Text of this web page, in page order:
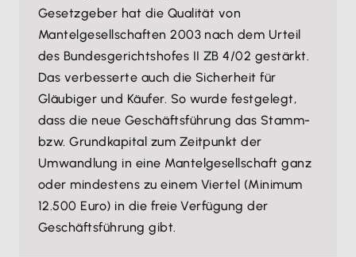
Gesetzgeber hat die Qualität von
Mantelgesellschaften 2003 nach dem Urteil
des Bundesgerichtshofes II ZB 4/02 gestärkt.
Das verbesserte auch die Sicherheit für
Gläubiger und Käufer. So wurde festgelegt,
dass die neue Geschäftsführung das Stamm-
bzw. Grundkapital zum Zeitpunkt der
Umwandlung in eine Mantelgesellschaft ganz
oder mindestens zu einem Viertel (Minimum
12.500 Euro) in die freie Verfügung der
Geschäftsführung gibt.